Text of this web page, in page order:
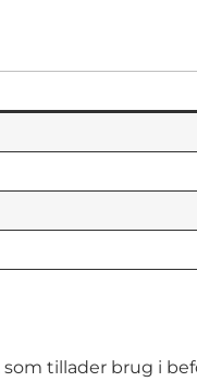
tillader brug i